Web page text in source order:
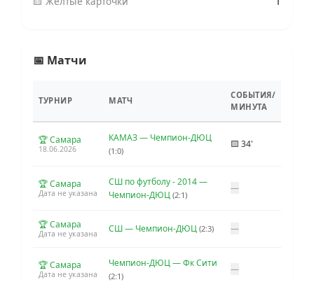
📅 Матчи
ТУРНИР МАТЧ
СОБЫТИЯ/
МИНУТА
🏆 Самара
18.06.2026
КАМАЗ — Чемпион-ДЮЦ
(1:0)
🟨 34'
🏆 Самара
Дата не указана
СШ по футболу - 2014 —
Чемпион-ДЮЦ (2:1)
—
🏆 Самара
Дата не указана СШ — Чемпион-ДЮЦ (2:3) —
🏆 Самара
Дата не указана
Чемпион-ДЮЦ — Фк Сити
(2:1)
—